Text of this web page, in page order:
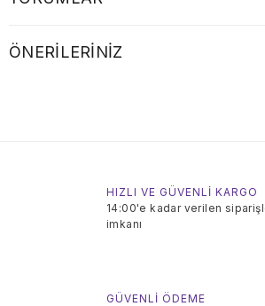
ÖNERILERINIZ
HIZLI VE GÜVENLİ KARGO
14:00'e kadar verilen
imkanı
GÜVENLİ ÖDEME